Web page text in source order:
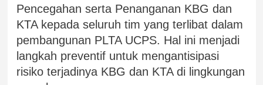
Pencegahan serta Penanganan KBG dan
KTA kepada seluruh tim yang terlibat dalam
pembangunan PLTA UCPS. Hal ini menjadi
langkah preventif untuk mengantisipasi
risiko terjadinya KBG dan KTA di lingkungan